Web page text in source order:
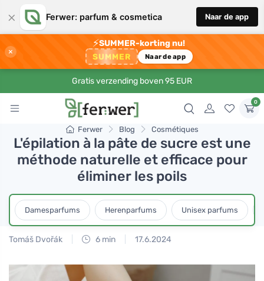
× Ferwer: parfum & cosmetica Naar de app
×
⚡SUMMER-korting nu!
SUMMER Naar de app
Gratis verzending boven 95 EUR
0
Ferwer Blog Cosmétiques
L'épilation à la pâte de sucre est une
méthode naturelle et efficace pour
éliminer les poils
Damesparfums Herenparfums Unisex parfums
Tomáš Dvořák 6 min 17.6.2024